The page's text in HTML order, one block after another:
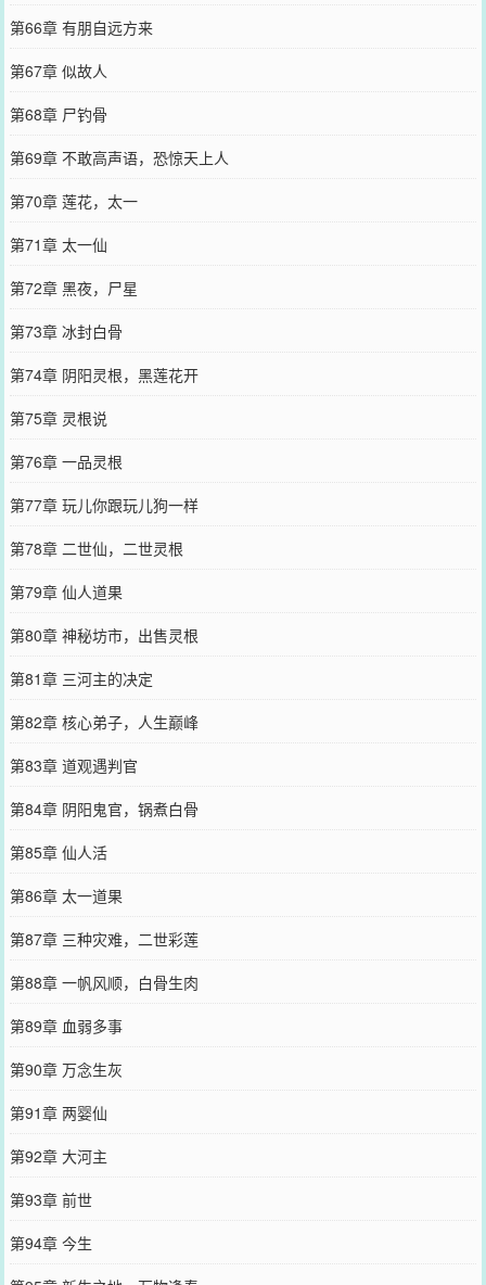
第66章 有朋自远方来
第67章 似故人
第68章 尸钓骨
第69章 不敢高声语，恐惊天上人
第70章 莲花，太一
第71章 太一仙
第72章 黑夜，尸星
第73章 冰封白骨
第74章 阴阳灵根，黑莲花开
第75章 灵根说
第76章 一品灵根
第77章 玩儿你跟玩儿狗一样
第78章 二世仙，二世灵根
第79章 仙人道果
第80章 神秘坊市，出售灵根
第81章 三河主的决定
第82章 核心弟子，人生巅峰
第83章 道观遇判官
第84章 阴阳鬼官，锅煮白骨
第85章 仙人活
第86章 太一道果
第87章 三种灾难，二世彩莲
第88章 一帆风顺，白骨生肉
第89章 血弱多事
第90章 万念生灰
第91章 两婴仙
第92章 大河主
第93章 前世
第94章 今生